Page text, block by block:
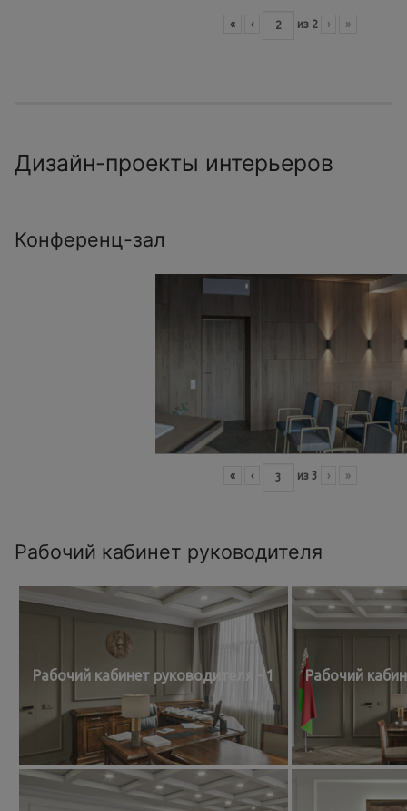
« ‹ из 2 › »
Дизайн-проекты интерьеров
Конференц-зал
« ‹ из 3 › »
Рабочий кабинет руководителя
Рабочий кабинет руководителя - 1 Рабочий